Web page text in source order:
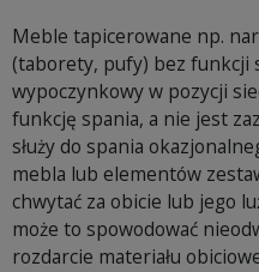
Meble tapicerowane np.
(taborety, pufy) bez funkcji
wypoczynkowy w pozycji
funkcję spania, a nie jest
służy do spania
mebla lub elementów
chwytać za obicie lub jego
może to spowodować
rozdarcie materiału